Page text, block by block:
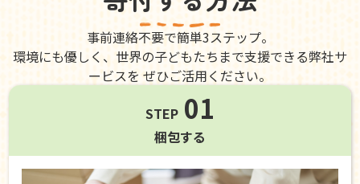
事前連絡不要で簡単3ステップ。
環境にも優しく、世界の子どもたちまで支援できる弊社サ
ービスを ぜひご活用ください。
STEP 01
梱包する